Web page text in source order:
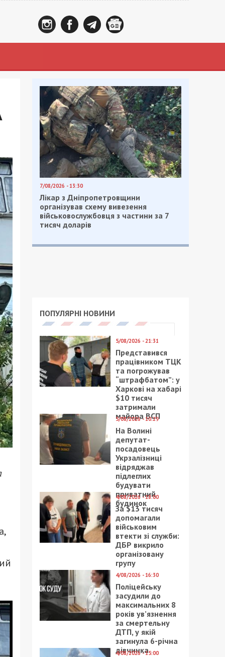
7/08/2026 - 13:30
Лікар з Дніпропетровщини
організував схему вивезення
військовослужбовця з частини за 7
тисяч доларів
ПОПУЛЯРНІ НОВИНИ
5/08/2026 - 21:31
Представився
працівником ТЦК
та погрожував
“штрафбатом”: у
Харкові на хабарі
$10 тисяч
затримали
майора ВСП
5/08/2026 - 10:29
На Волині
депутат-
посадовець
Укрзалізниці
відряджав
підлеглих
будувати
приватний
будинок
4/08/2026 - 18:00
За $13 тисяч
допомагали
військовим
втекти зі служби:
ДБР викрило
організовану
групу
4/08/2026 - 16:30
Поліцейську
засудили до
максимальних 8
років ув’язнення
за смертельну
ДТП, у якій
загинула 6-річна
дівчинка
4/08/2026 - 15:00